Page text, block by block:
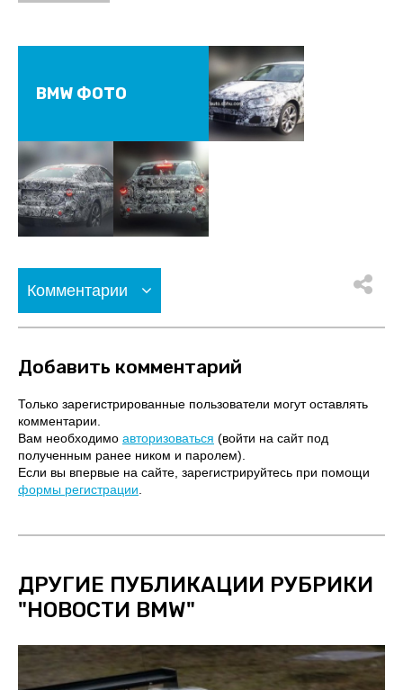
BMW ФОТО
Комментарии
Добавить комментарий
Только зарегистрированные пользователи могут оставлять
комментарии.
Вам необходимо авторизоваться (войти на сайт под
полученным ранее ником и паролем).
Если вы впервые на сайте, зарегистрируйтесь при помощи
формы регистрации.
ДРУГИЕ ПУБЛИКАЦИИ РУБРИКИ
"НОВОСТИ BMW"